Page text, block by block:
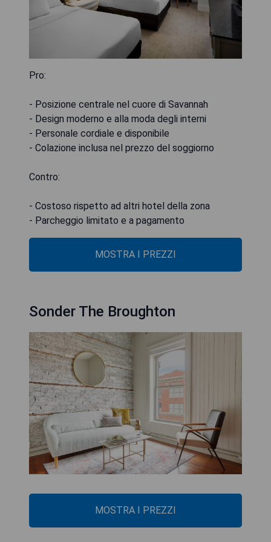
Pro:
- Posizione centrale nel cuore di Savannah
- Design moderno e alla moda degli interni
- Personale cordiale e disponibile
- Colazione inclusa nel prezzo del soggiorno
Contro:
- Costoso rispetto ad altri hotel della zona
- Parcheggio limitato e a pagamento
MOSTRA I PREZZI
Sonder The Broughton
MOSTRA I PREZZI